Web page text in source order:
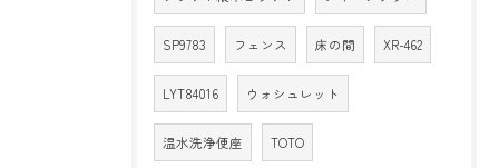
SP9783 フェンス 床の間 XR-462
LYT84016 ウォシュレット
温水洗浄便座 TOTO